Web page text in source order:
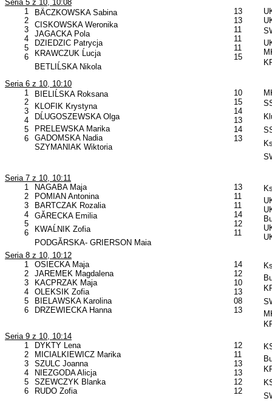
Seria 5 z 10, 10:08
1
2
3
4
5
6
BÄCZKOWSKA Sabina
CISKOWSKA Weronika
JAGACKA Pola
DZIEDZIC Patrycja
KRAWCZUK Ĺucja
BETLIĹSKA Nikola
13
13
11
11
11
15
Seria 6 z 10, 10:10
1
2
3
4
5
6
BIELIĹSKA Roksana
KLOFIK Krystyna
DĹUGOSZEWSKA Olga
PRELEWSKA Marika
GADOMSKA Nadia
SZYMANIAK Wiktoria
10
15
14
13
14
13
Seria 7 z 10, 10:11
1
2
3
4
5
6
NAGABA Maja
POMIAN Antonina
BARTCZAK Rozalia
GĂRECKA Emilia
KWAĹNIK Zofia
PODGĂRSKA- GRIERSON Maia
13
11
11
14
12
11
Seria 8 z 10, 10:12
1
2
3
4
5
6
OSIECKA Maja
JAREMEK Magdalena
KACPRZAK Maja
OLEKSIK Zofia
BIELAWSKA Karolina
DRZEWIECKA Hanna
14
12
10
13
08
13
Seria 9 z 10, 10:14
1
2
3
4
5
6
DYKTY Lena
MICIALKIEWICZ Marika
SZULC Joanna
NIEZGODA Alicja
SZEWCZYK Blanka
RUDO Zofia
12
11
13
13
12
12